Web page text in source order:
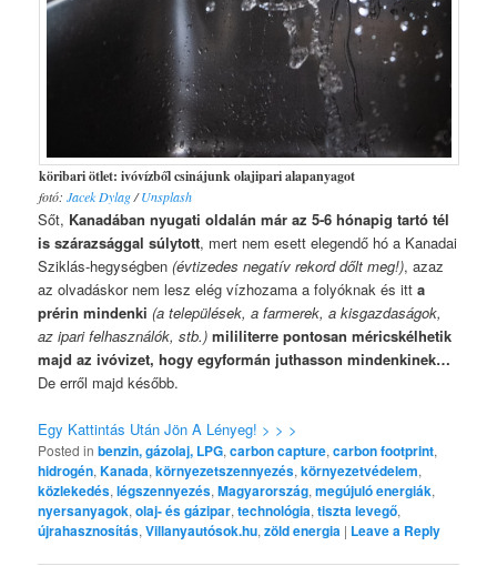
köribari ötlet: ivóvízből csinájunk olajipari alapanyagot
fotó: Jacek Dylag/Unsplash
Sőt, Kanadában nyugati oldalán már az 5-6 hónapig tartó tél
is szárazsággal súlytott, mert nem esett elegendő hó a Kanadai
Sziklás-hegységben(évtizedes negatív rekord dőlt meg!), azaz
az olvadáskor nem lesz elég vízhozama a folyóknak és itta
prérin mindenki (a települések, a farmerek, a kisgazdaságok,
az ipari felhasználók, stb.) mililiterre pontosan méricskélhetik
majd az ivóvizet, hogy egyformán juthasson mindenkinek…
De erről majd később.
Egy Kattintás Után Jön A Lényeg! > > >
Posted in benzin, gázolaj, LPG,carbon capture,carbon footprint,
hidrogén,Kanada,környezetszennyezés,környezetvédelem,
közlekedés,légszennyezés,Magyarország,megújuló energiák,
nyersanyagok,olaj- és gázipar,technológia,tiszta levegő,
újrahasznosítás,Villanyautósok.hu,zöld energia | Leave a Reply